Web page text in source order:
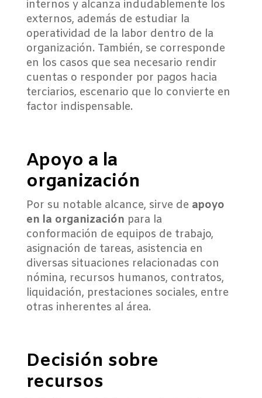
internos y alcanza indudablemente los
externos, además de estudiar la
operatividad de la labor dentro de la
organización. También, se corresponde
en los casos que sea necesario rendir
cuentas o responder por pagos hacia
terciarios, escenario que lo convierte en
factor indispensable.
Apoyo a la
organización
Por su notable alcance, sirve de apoyo
en la organización para la
conformación de equipos de trabajo,
asignación de tareas, asistencia en
diversas situaciones relacionadas con
nómina, recursos humanos, contratos,
liquidación, prestaciones sociales, entre
otras inherentes al área.
Decisión sobre
recursos